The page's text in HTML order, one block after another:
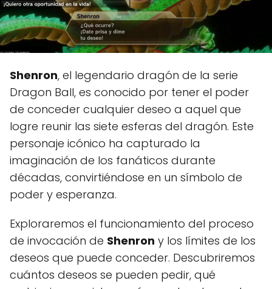
Shenron, el legendario dragón de la serie
Dragon Ball, es conocido por tener el poder
de conceder cualquier deseo a aquel que
logre reunir las siete esferas del dragón. Este
personaje icónico ha capturado la
imaginación de los fanáticos durante
décadas, convirtiéndose en un símbolo de
poder y esperanza.
Exploraremos el funcionamiento del proceso
de invocación de Shenron y los límites de los
deseos que puede conceder. Descubriremos
cuántos deseos se pueden pedir, qué